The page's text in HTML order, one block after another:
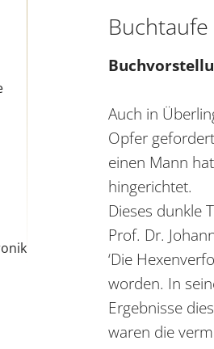
Buchtaufe
Auch in
Opfer
einen Mann
hingerichtet.
Dieses dunkle
Prof. Dr.
‘Die
worden. In
Ergebnisse
waren die